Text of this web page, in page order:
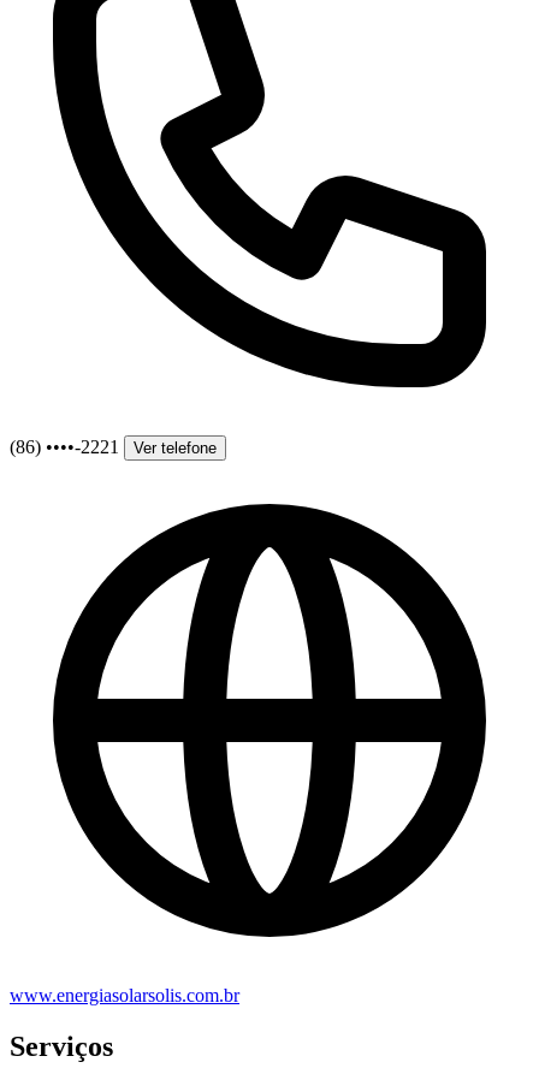
(86) ••••-2221 Ver telefone
www.energiasolarsolis.com.br
Serviços